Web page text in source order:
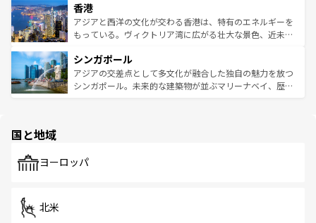
とつ。フォーやバインミー、ベトナムコーヒーなどは、ぜ
ひ現地で味わいたい。どの地域を訪れてもあたたかい人々
が旅行者を迎えてくれるので、きっと忘れられない旅にな
参照してほしい。
の活気が交差している。北部ではチェンマイなどの山岳地
帯で自然と触れ合い、南部ではプーケットやクラビの美し
いビーチでリゾート気分を楽しむことができる。タイ料理
激する。気候は一年中温暖で、どの季節にも異なる楽しみ
が待っている。親しみやすいタイの人々、仏教を中心とし
た文化、そして多様な観光資源が、訪れる旅人を魅了し続
香港
アジアと西洋の文化が交わる香港は、特有のエネルギーを
もっている。ヴィクトリア湾に広がる壮大な景色、近未来
み、どこを訪れても感動するはず。観光スポットが密集し
ており、効率よく見どころを回れるのも魅力。息をのむよ
うな絶景から文化的な体験まで、香港を存分に楽しみ尽く
シンガポール
アジアの交差点として多文化が融合した独自の魅力を放つ
シンガポール。未来的な建築物が並ぶマリーナベイ、歴史
で、ホーカーズは地元の風情を楽しめる外せないスポット
国と地域
ヨーロッパ
北米